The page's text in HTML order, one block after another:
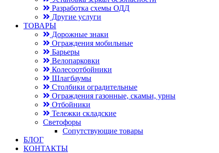
Разработка схемы ОДД
Другие услуги
ТОВАРЫ
Дорожные знаки
Ограждения мобильные
Барьеры
Велопарковки
Колесоотбойники
Шлагбаумы
Столбики оградительные
Ограждения газонные, скамьи, урны
Отбойники
Тележки складские
Светофоры
Сопутствующие товары
БЛОГ
КОНТАКТЫ